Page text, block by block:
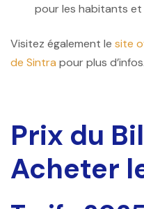
pour les habitants et
Visitez également le site
de Sintra pour plus d’infos.
Prix du
Acheter